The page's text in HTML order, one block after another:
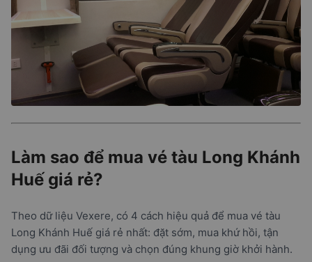
Làm sao để mua vé tàu Long Khánh
Huế giá rẻ?
Theo dữ liệu Vexere, có 4 cách hiệu quả để mua vé tàu
Long Khánh Huế giá rẻ nhất: đặt sớm, mua khứ hồi, tận
dụng ưu đãi đối tượng và chọn đúng khung giờ khởi hành.